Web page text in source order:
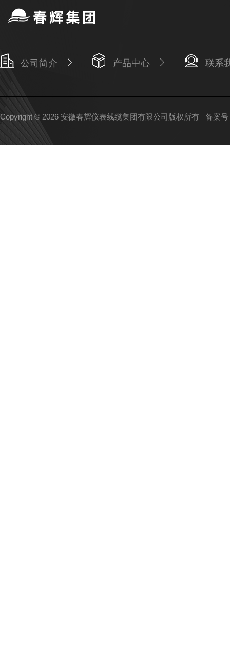
公司简介 产品中心 联系
Copyright © 2026 安徽春辉仪表线缆集团有限公司版权所有 备案号